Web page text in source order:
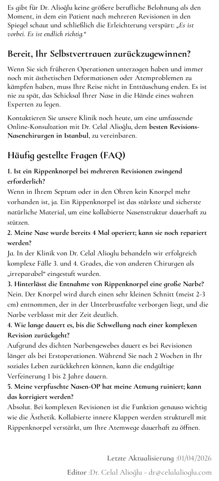
Es gibt für Dr. Alioğlu keine größere berufliche Belohnung als den
Moment, in dem ein Patient nach mehreren Revisionen in den
Spiegel schaut und schließlich die Erleichterung verspürt: „Es ist
vorbei. Es ist endlich richtig.“
Bereit, Ihr Selbstvertrauen zurückzugewinnen?
Wenn Sie sich früheren Operationen unterzogen haben und immer
noch mit ästhetischen Deformationen oder Atemproblemen zu
kämpfen haben, muss Ihre Reise nicht in Enttäuschung enden. Es ist
nie zu spät, das Schicksal Ihrer Nase in die Hände eines wahren
Experten zu legen.
Kontaktieren Sie unsere Klinik noch heute, um eine umfassende
Online-Konsultation mit Dr. Celal Alioğlu, dem besten Revisions-
Nasenchirurgen in Istanbul, zu vereinbaren.
Häufig gestellte Fragen (FAQ)
1. Ist ein Rippenknorpel bei mehreren Revisionen zwingend
erforderlich?
Wenn in Ihrem Septum oder in den Ohren kein Knorpel mehr
vorhanden ist, ja. Ein Rippenknorpel ist das stärkste und sicherste
natürliche Material, um eine kollabierte Nasenstruktur dauerhaft zu
stützen.
2. Meine Nase wurde bereits 4 Mal operiert; kann sie noch repariert
werden?
Ja. In der Klinik von Dr. Celal Alioglu behandeln wir erfolgreich
komplexe Fälle 3. und 4. Grades, die von anderen Chirurgen als
„irreparabel“ eingestuft wurden.
3. Hinterlässt die Entnahme von Rippenknorpel eine große Narbe?
Nein. Der Knorpel wird durch einen sehr kleinen Schnitt (meist 2-3
cm) entnommen, der in der Unterbrustfalte verborgen liegt, und die
Narbe verblasst mit der Zeit deutlich.
4. Wie lange dauert es, bis die Schwellung nach einer komplexen
Revision zurückgeht?
Aufgrund des dichten Narbengewebes dauert es bei Revisionen
länger als bei Erstoperationen. Während Sie nach 2 Wochen in Ihr
soziales Leben zurückkehren können, kann die endgültige
Verfeinerung 1 bis 2 Jahre dauern.
5. Meine verpfuschte Nasen-OP hat meine Atmung ruiniert; kann
das korrigiert werden?
Absolut. Bei komplexen Revisionen ist die Funktion genauso wichtig
wie die Ästhetik. Kollabierte innere Klappen werden strukturell mit
Rippenknorpel verstärkt, um Ihre Atemwege dauerhaft zu öffnen.
Letzte Aktualisierung :01/04/2026
Editor :Dr. Celal Alioğlu - dr@celalalioglu.com